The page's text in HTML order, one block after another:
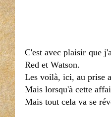
C'est avec plaisir que
Red et Watson.
Les voilà, ici, au prise
Mais lorsqu'à cette
Mais tout cela va se